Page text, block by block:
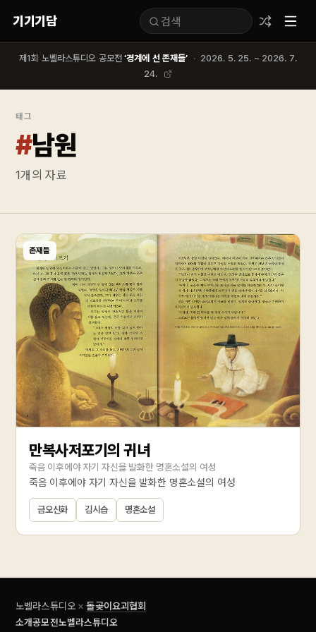
기기기담
제1회 노벨라스튜디오 공모전 ‘경계에 선 존재들’ · 2026. 5. 25. ~ 2026. 7.
24.
태그
#남원
1개의 자료
존재들
만복사저포기의 귀녀
죽음 이후에야 자기 자신을 발화한 명혼소설의 여성
죽음 이후에야 자기 자신을 발화한 명혼소설의 여성
금오신화 김시습 명혼소설
노벨라스튜디오 × 돌곶이요괴협회
소개공모전노벨라스튜디오